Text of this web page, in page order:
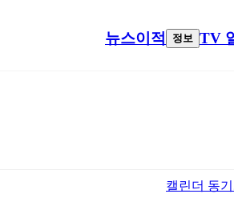
뉴스이적 정보 TV
캘린더 동